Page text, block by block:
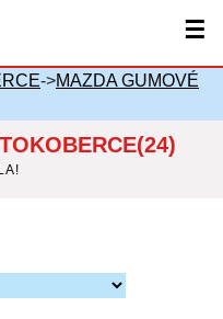
☰
->MAZDA GUMOVÉ